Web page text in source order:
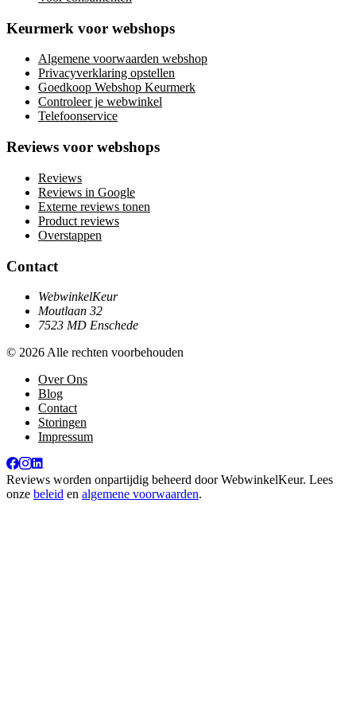
Keurmerk voor webshops
Algemene voorwaarden webshop
Privacyverklaring opstellen
Goedkoop Webshop Keurmerk
Controleer je webwinkel
Telefoonservice
Reviews voor webshops
Reviews
Reviews in Google
Externe reviews tonen
Product reviews
Overstappen
Contact
WebwinkelKeur
Moutlaan 32
7523 MD Enschede
© 2026 Alle rechten voorbehouden
Over Ons
Blog
Contact
Storingen
Impressum
Reviews worden onpartijdig beheerd doorWebwinkelKeur. Lees
onze beleid en algemene voorwaarden.